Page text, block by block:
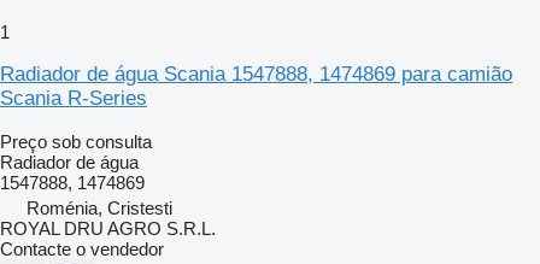
1
Radiador de água Scania 1547888, 1474869 para camião
Scania R-Series
Preço sob consulta
Radiador de água
1547888, 1474869
Roménia, Cristesti
ROYAL DRU AGRO S.R.L.
Contacte o vendedor